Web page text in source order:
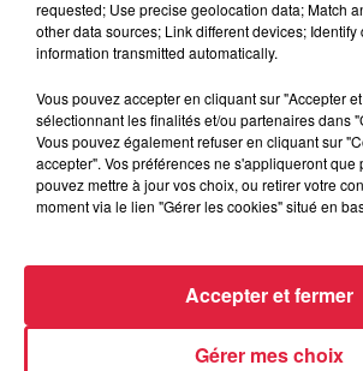
requested; Use precise geolocation data; Match
other data sources; Link different devices;
information transmitted automatically.
Vous pouvez accepter en cliquant sur "Accepter
sélectionnant les finalités et/ou partenaires dans
Vous pouvez également refuser en cliquant sur
accepter". Vos préférences ne s'appliqueront que
pouvez mettre à jour vos choix, ou retirer votre
moment via le lien "Gérer les cookies" situé en
Gérer mes choix
Accepter et fermer